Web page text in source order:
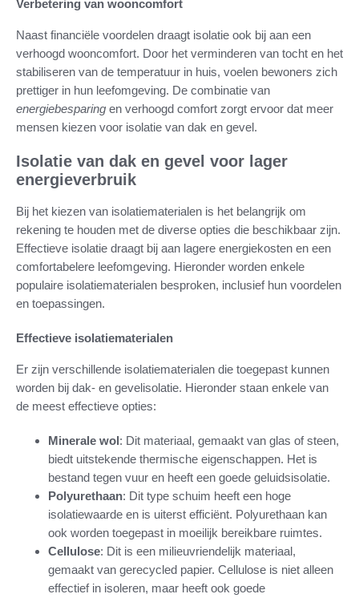
Verbetering van wooncomfort
Naast financiële voordelen draagt isolatie ook bij aan een
verhoogd wooncomfort. Door het verminderen van tocht en het
stabiliseren van de temperatuur in huis, voelen bewoners zich
prettiger in hun leefomgeving. De combinatie van
energiebesparing en verhoogd comfort zorgt ervoor dat meer
mensen kiezen voor isolatie van dak en gevel.
Isolatie van dak en gevel voor lager
energieverbruik
Bij het kiezen van isolatiematerialen is het belangrijk om
rekening te houden met de diverse opties die beschikbaar zijn.
Effectieve isolatie draagt bij aan lagere energiekosten en een
comfortabelere leefomgeving. Hieronder worden enkele
populaire isolatiematerialen besproken, inclusief hun voordelen
en toepassingen.
Effectieve isolatiematerialen
Er zijn verschillende isolatiematerialen die toegepast kunnen
worden bij dak- en gevelisolatie. Hieronder staan enkele van
de meest effectieve opties:
Minerale wol: Dit materiaal, gemaakt van glas of steen,
biedt uitstekende thermische eigenschappen. Het is
bestand tegen vuur en heeft een goede geluidsisolatie.
Polyurethaan: Dit type schuim heeft een hoge
isolatiewaarde en is uiterst efficiënt. Polyurethaan kan
ook worden toegepast in moeilijk bereikbare ruimtes.
Cellulose: Dit is een milieuvriendelijk materiaal,
gemaakt van gerecycled papier. Cellulose is niet alleen
effectief in isoleren, maar heeft ook goede